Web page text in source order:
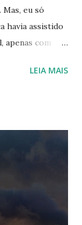
eu só
havia assistido
apenas com
Hugh
assim,
musical da
clássica obra do
plena
(Hugh
LEIA MAIS